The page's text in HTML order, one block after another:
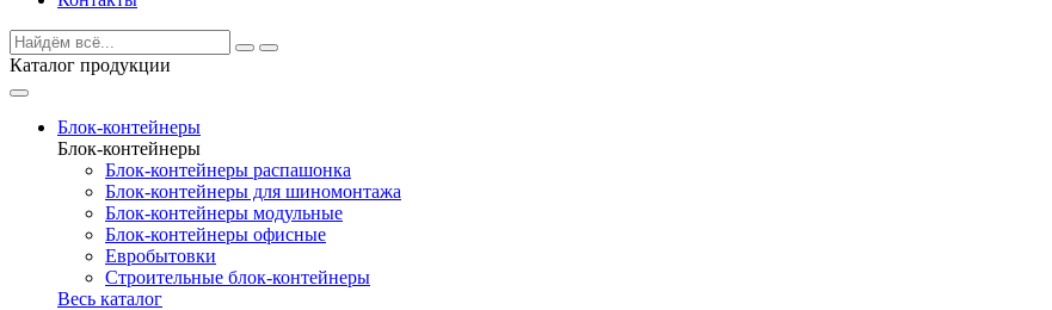
Каталог продукции
Блок-контейнеры
Блок-контейнеры
Блок-контейнеры распашонка
Блок-контейнеры для шиномонтажа
Блок-контейнеры модульные
Блок-контейнеры офисные
Евробытовки
Строительные блок-контейнеры
Весь каталог